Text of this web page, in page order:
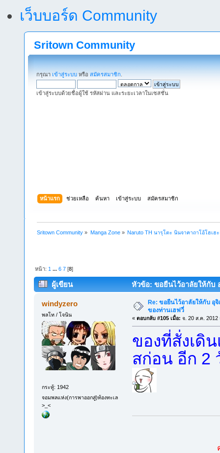
เว็บบอร์ด Community
Sritown Community
กรุณา เข้าสู่ระบบ หรือ สมัครสมาชิก
เข้าสู่ระบบด้วยชื่อผู้ใช้ รหัสผ่าน และระยะเวลาในเซสชั่น
หน้าแรก ช่วยเหลือ ค้นหา เข้าสู่ระบบ สมัครสมาชิก
Sritown Community » Manga Zone» Naruto TH นารุโตะ นินจาคาถาโอ้โฮเฮ
หน้า: 1 ...6 7 [8]
ผู้เขียน หัวข้อ: ขอยืนไว้อาลัยให้กับ
windyzero
พลโท / โจนิน
กระทู้: 1942
จอมพลแห่ง(การพาออกสู่)ท้องทะเล
>_<
Re: ขอยืนไว้อาลัยให้กับ อุ
ของท่านเฮฟวี่
« ตอบกลับ #105 เมื่อ: จ. 20 ส.ค. 2012
ของที่สั่งเดิ
สก่อน อีก 2